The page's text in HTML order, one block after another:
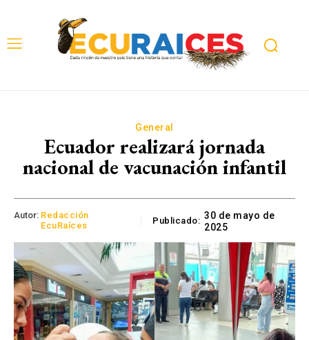
General
Ecuador realizará jornada
nacional de vacunación infantil
Autor: Redacción
EcuRaíces
Publicado: 30 de mayo de
2025